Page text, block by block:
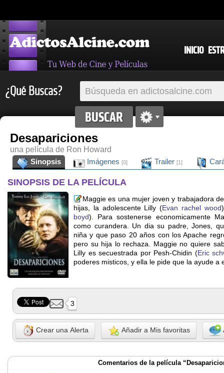
INICIO
¿Qué Buscas?
Desapariciones
una película de Ron Howard
Sinopsis
Imágenes [0] Trailer [1]
SINOPSIS DE LA PELÍCULA
Maggie es una mujer joven y trabajadora
hijas, la adolescente Lilly (Evan rachel wood
boyd). Para sostenerse economicamente
como curandera. Un dia su padre, Jones,
niña y que paso 20 años con los Apache
pero su hija lo rechaza. Maggie no quiere
Lilly es secuestrada por Pesh-Chidin (Eric
poderes misticos, y ella le pide que la ayude a
3
Crear una Alerta Añadir a Mis favoritas
Comentarios de la película